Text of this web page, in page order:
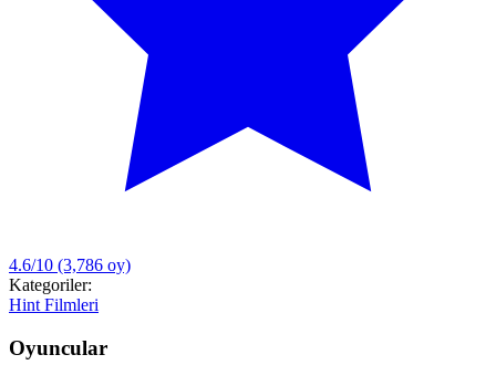
4.6/10 (3,786 oy)
Kategoriler:
Hint Filmleri
Oyuncular